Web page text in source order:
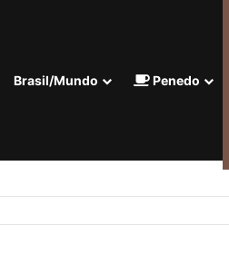
Brasil/Mundo Penedo